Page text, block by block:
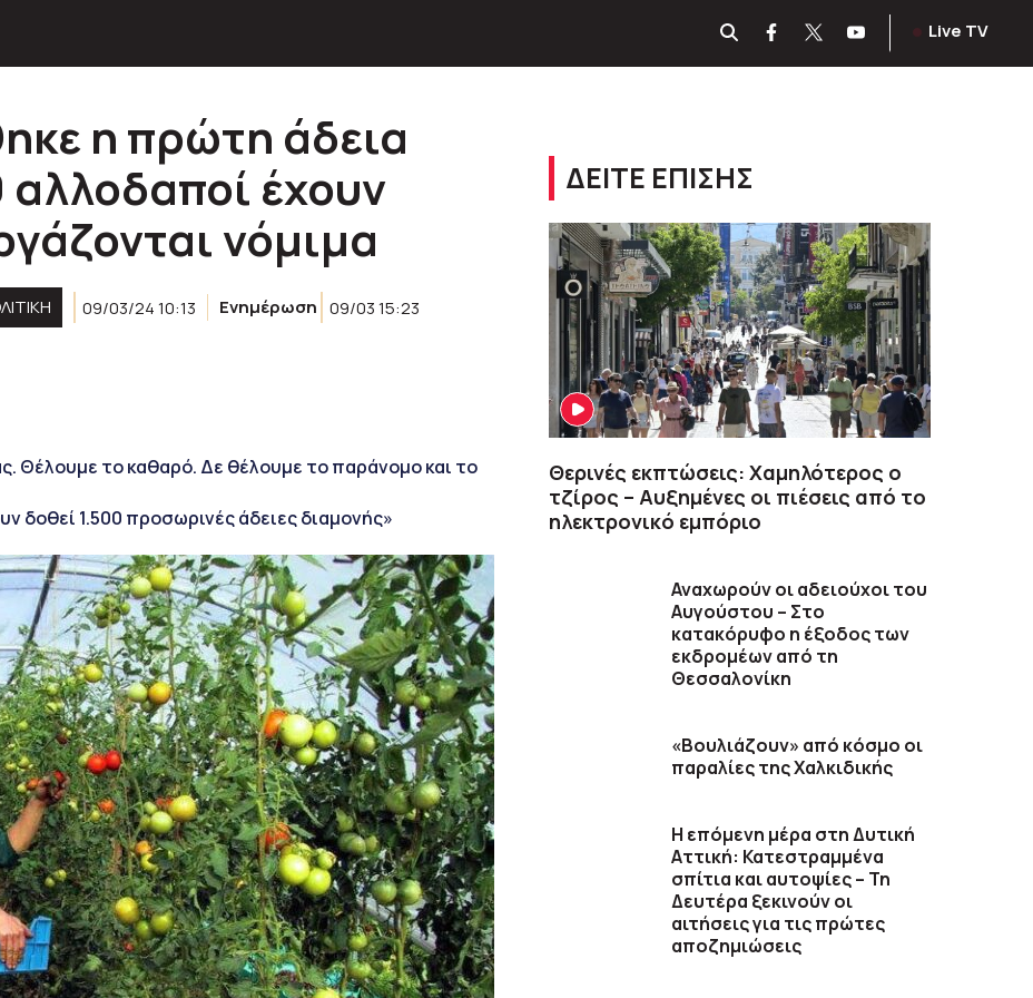
Live TV
η πρώτη άδεια
έχουν
νόμιμα
09/03/24 10:13 Ενημέρωση 09/03 15:23
Θέλουμε το καθαρό. Δε θέλουμε το παράνομο και το
δοθεί 1.500 προσωρινές άδειες διαμονής»
ΔΕΙΤΕ ΕΠΙΣΗΣ
Θερινές εκπτώσεις: Χαμηλότερος ο
τζίρος – Αυξημένες οι πιέσεις από το
ηλεκτρονικό εμπόριο
Αναχωρούν οι αδειούχοι του
Αυγούστου – Στο
κατακόρυφο η έξοδος των
εκδρομέων από τη
Θεσσαλονίκη
«Βουλιάζουν» από κόσμο οι
παραλίες της Χαλκιδικής
Η επόμενη μέρα στη Δυτική
Αττική: Κατεστραμμένα
σπίτια και αυτοψίες – Τη
Δευτέρα ξεκινούν οι
αιτήσεις για τις πρώτες
αποζημιώσεις